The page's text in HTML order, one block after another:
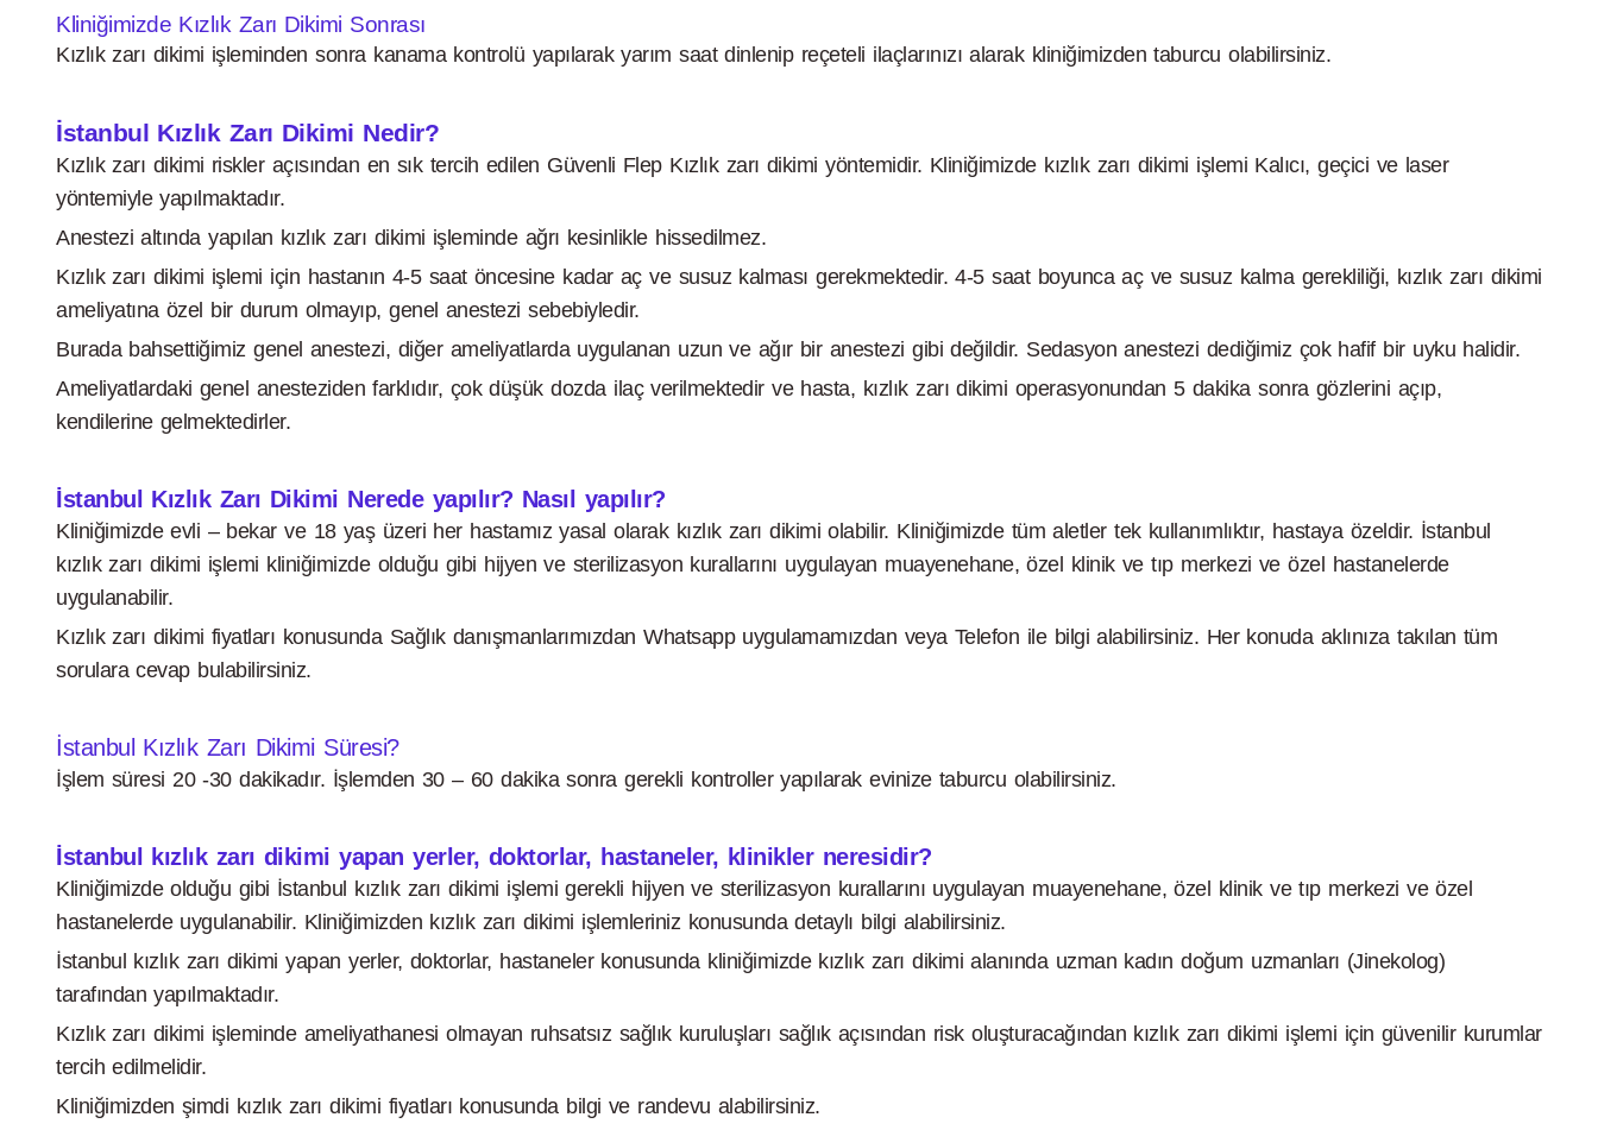
Kliniğimizde Kızlık Zarı Dikimi Sonrası
Kızlık zarı dikimi işleminden sonra kanama kontrolü yapılarak yarım saat dinlenip reçeteli ilaçlarınızı alarak kliniğimizden taburcu olabilirsiniz.
İstanbul Kızlık Zarı Dikimi Nedir?
Kızlık zarı dikimi riskler açısından en sık tercih edilen Güvenli Flep Kızlık zarı dikimi yöntemidir. Kliniğimizde kızlık zarı dikimi işlemi Kalıcı, geçici ve laser
yöntemiyle yapılmaktadır.
Anestezi altında yapılan kızlık zarı dikimi işleminde ağrı kesinlikle hissedilmez.
Kızlık zarı dikimi işlemi için hastanın 4-5 saat öncesine kadar aç ve susuz kalması gerekmektedir. 4-5 saat boyunca aç ve susuz kalma gerekliliği, kızlık zarı dikimi
ameliyatına özel bir durum olmayıp, genel anestezi sebebiyledir.
Burada bahsettiğimiz genel anestezi, diğer ameliyatlarda uygulanan uzun ve ağır bir anestezi gibi değildir. Sedasyon anestezi dediğimiz çok hafif bir uyku halidir.
Ameliyatlardaki genel anesteziden farklıdır, çok düşük dozda ilaç verilmektedir ve hasta, kızlık zarı dikimi operasyonundan 5 dakika sonra gözlerini açıp,
kendilerine gelmektedirler.
İstanbul Kızlık Zarı Dikimi Nerede yapılır? Nasıl yapılır?
Kliniğimizde evli – bekar ve 18 yaş üzeri her hastamız yasal olarak kızlık zarı dikimi olabilir. Kliniğimizde tüm aletler tek kullanımlıktır, hastaya özeldir. İstanbul
kızlık zarı dikimi işlemi kliniğimizde olduğu gibi hijyen ve sterilizasyon kurallarını uygulayan muayenehane, özel klinik ve tıp merkezi ve özel hastanelerde
uygulanabilir.
Kızlık zarı dikimi fiyatları konusunda Sağlık danışmanlarımızdan Whatsapp uygulamamızdan veya Telefon ile bilgi alabilirsiniz. Her konuda aklınıza takılan tüm
sorulara cevap bulabilirsiniz.
İstanbul Kızlık Zarı Dikimi Süresi?
İşlem süresi 20 -30 dakikadır. İşlemden 30 – 60 dakika sonra gerekli kontroller yapılarak evinize taburcu olabilirsiniz.
İstanbul kızlık zarı dikimi yapan yerler, doktorlar, hastaneler, klinikler neresidir?
Kliniğimizde olduğu gibi İstanbul kızlık zarı dikimi işlemi gerekli hijyen ve sterilizasyon kurallarını uygulayan muayenehane, özel klinik ve tıp merkezi ve özel
hastanelerde uygulanabilir. Kliniğimizden kızlık zarı dikimi işlemleriniz konusunda detaylı bilgi alabilirsiniz.
İstanbul kızlık zarı dikimi yapan yerler, doktorlar, hastaneler konusunda kliniğimizde kızlık zarı dikimi alanında uzman kadın doğum uzmanları (Jinekolog)
tarafından yapılmaktadır.
Kızlık zarı dikimi işleminde ameliyathanesi olmayan ruhsatsız sağlık kuruluşları sağlık açısından risk oluşturacağından kızlık zarı dikimi işlemi için güvenilir kurumlar
tercih edilmelidir.
Kliniğimizden şimdi kızlık zarı dikimi fiyatları konusunda bilgi ve randevu alabilirsiniz.